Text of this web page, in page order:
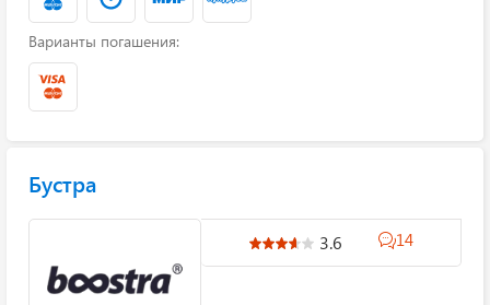
Варианты погашения:
Бустра
3.6 14